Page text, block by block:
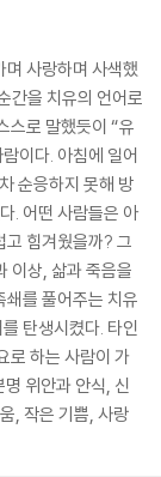
며 사랑하며 사색했
간을 치유의 언어로
스로 말했듯이 “유
이다. 아침에 일어
순응하지 못해 방
. 어떤 사람들은 아
고 힘겨웠을까? 그
이상, 삶과 죽음을
를 풀어주는 치유
탄생시켰다. 타인
로 하는 사람이 가
위안과 안식, 신
, 작은 기쁨, 사랑